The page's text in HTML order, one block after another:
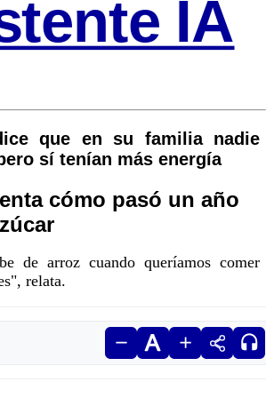
IA
que en su familia nadie
sí tenían más energía
cómo pasó un año
de arroz cuando queríamos comer
relata.